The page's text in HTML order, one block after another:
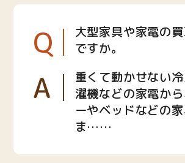
Q
大型家具や家電の
ですか。
A
重くて動かせない
濯機などの家電か
ーやベッドなどの
ま……